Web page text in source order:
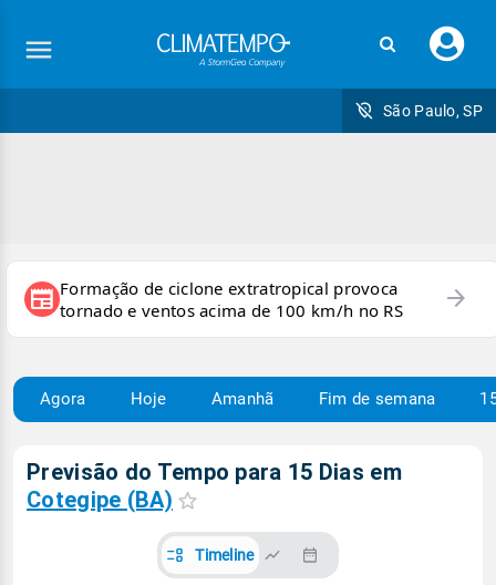
seu
São Paulo, SP
newspaper Formação de ciclone extratropical provoca
tornado e ventos acima de 100 km/h no RS
arrow_forward
Agora Hoje Amanhã Fim de semana
Previsão do Tempo para 15 Dias em
Cotegipe (BA)
Timeline